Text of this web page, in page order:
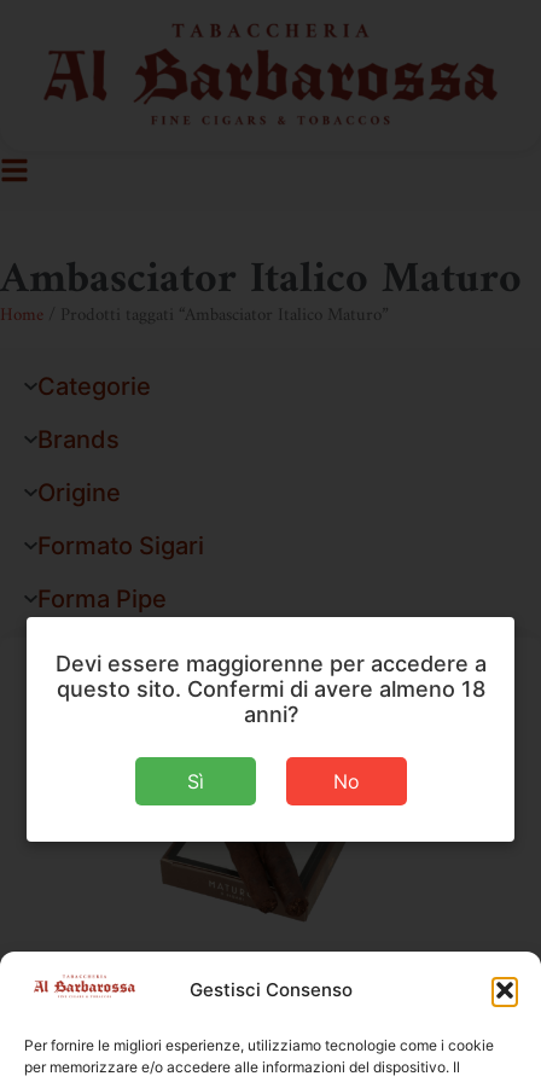
Gestisci Consenso
Per fornire le migliori esperienze, utilizziamo tecnologie come i cookie
per memorizzare e/o accedere alle informazioni del dispositivo. Il
Ambasciator Italico Maturo
Home / Prodotti taggati “Ambasciator Italico Maturo”
Categorie
Brands
Origine
Formato Sigari
Forma Pipe
Ambasciator Italico
Ambasciator Italico Maturo
Dimensioni
155 × 14 mm
Devi essere maggiorenne per accedere a
questo sito. Confermi di avere almeno 18
anni?
Sì No